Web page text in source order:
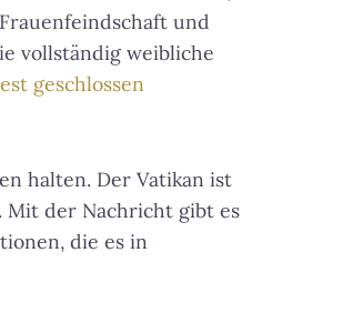
und
vollständig weibliche
geschlossen
halten. Der Vatikan ist
der Nachricht gibt es
die es in